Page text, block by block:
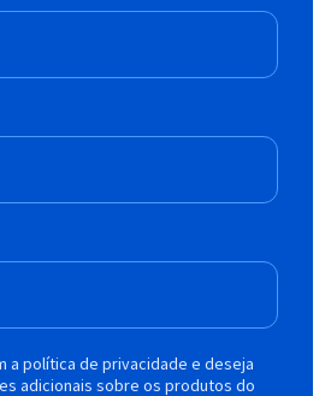
a política de privacidade e deseja
adicionais sobre os produtos do